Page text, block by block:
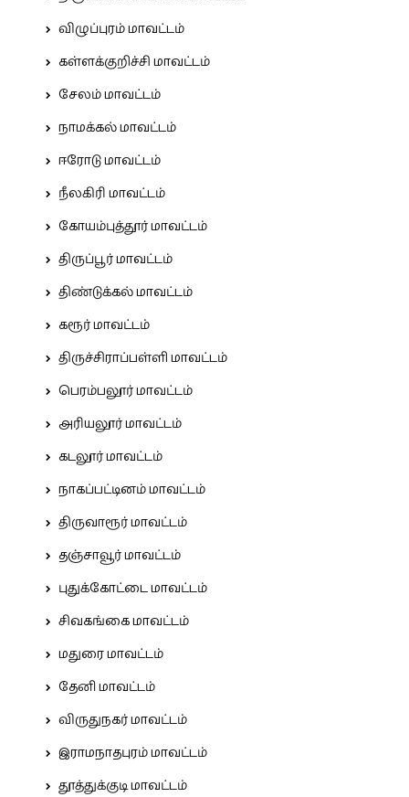
விழுப்புரம் மாவட்டம்
கள்ளக்குறிச்சி மாவட்டம்
சேலம் மாவட்டம்
நாமக்கல் மாவட்டம்
ஈரோடு மாவட்டம்
நீலகிரி மாவட்டம்
கோயம்புத்தூர் மாவட்டம்
திருப்பூர் மாவட்டம்
திண்டுக்கல் மாவட்டம்
கரூர் மாவட்டம்
திருச்சிராப்பள்ளி மாவட்டம்
பெரம்பலூர் மாவட்டம்
அரியலூர் மாவட்டம்
கடலூர் மாவட்டம்
நாகப்பட்டினம் மாவட்டம்
திருவாரூர் மாவட்டம்
தஞ்சாவூர் மாவட்டம்
புதுக்கோட்டை மாவட்டம்
சிவகங்கை மாவட்டம்
மதுரை மாவட்டம்
தேனி மாவட்டம்
விருதுநகர் மாவட்டம்
இராமநாதபுரம் மாவட்டம்
தூத்துக்குடி மாவட்டம்